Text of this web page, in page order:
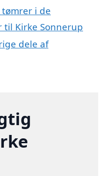
i de
Kirke Sonnerup
dele af